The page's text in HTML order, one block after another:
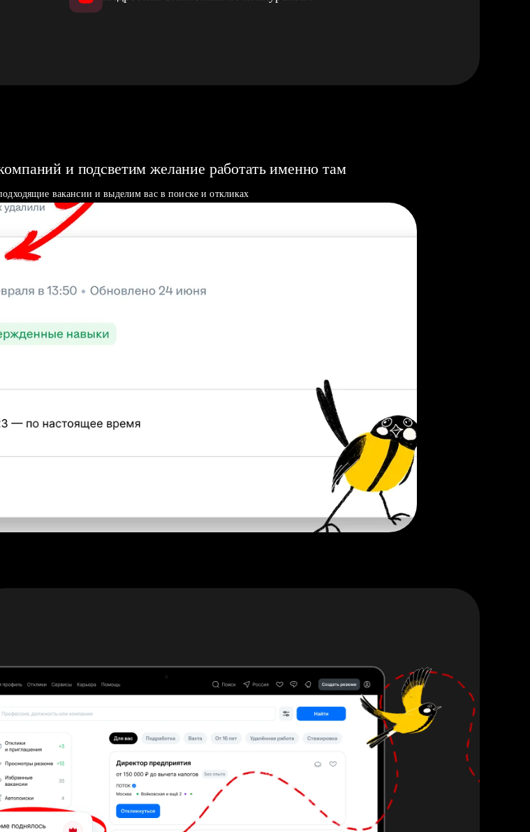
и подсветим желание работать именно там
вакансии и выделим вас в поиске и откликах